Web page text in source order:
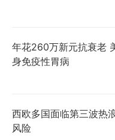
年花260万新元抗衰老
身免疫性胃病
西欧多国面临第三波热
风险